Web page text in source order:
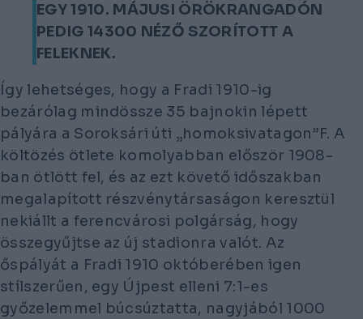
EGY 1910. MÁJUSI ÖRÖKRANGADÓN
PEDIG 14300 NÉZŐ SZORÍTOTT A
FELEKNEK.
Így lehetséges, hogy a Fradi 1910-ig
bezárólag mindössze 35 bajnokin lépett
pályára a Soroksári úti „homoksivatagon”F. A
költözés ötlete komolyabban először 1908-
ban ötlött fel, és az ezt követő időszakban
megalapított részvénytársaságon keresztül
nekiállt a ferencvárosi polgárság, hogy
összegyűjtse az új stadionra valót. Az
őspályát a Fradi 1910 októberében igen
stílszerűen, egy Újpest elleni 7:1-es
győzelemmel búcsúztatta, nagyjából 1000